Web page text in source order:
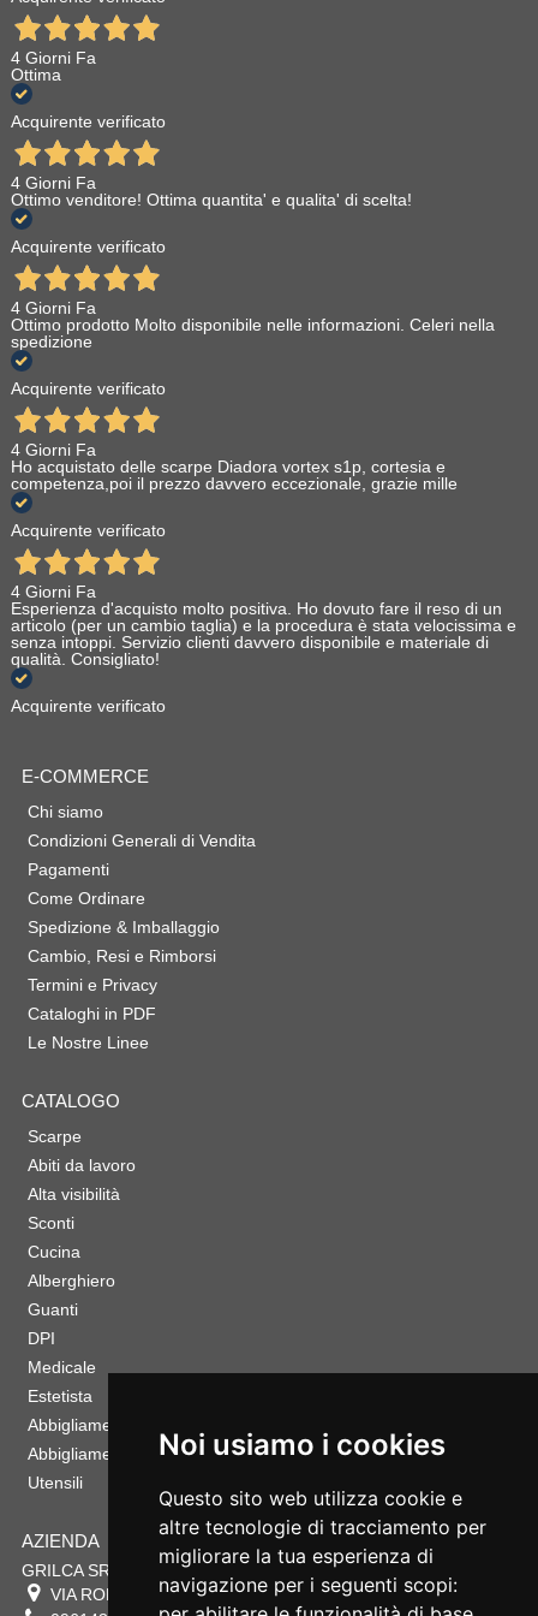
Noi usiamo i cookies
Questo sito web utilizza cookie e
altre tecnologie di tracciamento per
migliorare la tua esperienza di
navigazione per i seguenti scopi:
alle norme di sicurezza internazionali, comodi da indossare e
personalizzabili con accessori, i caschetti ed elmetti Akrobat
offrono una protezione efficace e un comfort duraturo durante
le attività lavorative a rischio. Scegliere dispositivi di
protezione individuale di qualità come quelli offerti da
Akrobat è fondamentale per garantire la sicurezza dei
lavoratori sul posto di lavoro.
4 Giorni Fa
Ottima
Acquirente verificato
4 Giorni Fa
Ottimo venditore! Ottima quantita' e qualita' di scelta!
Acquirente verificato
4 Giorni Fa
Ottimo prodotto Molto disponibile nelle informazioni. Celeri nella
spedizione
Acquirente verificato
4 Giorni Fa
Ho acquistato delle scarpe Diadora vortex s1p, cortesia e
competenza,poi il prezzo davvero eccezionale, grazie mille
Acquirente verificato
4 Giorni Fa
Esperienza d'acquisto molto positiva. Ho dovuto fare il reso di un
articolo (per un cambio taglia) e la procedura è stata velocissima e
senza intoppi. Servizio clienti davvero disponibile e materiale di
qualità. Consigliato!
Acquirente verificato
E-COMMERCE
Chi siamo
Condizioni Generali di Vendita
Pagamenti
Come Ordinare
Spedizione & Imballaggio
Cambio, Resi e Rimborsi
Termini e Privacy
Cataloghi in PDF
Le Nostre Linee
CATALOGO
Scarpe
Abiti da lavoro
Alta visibilità
Sconti
Cucina
Alberghiero
Guanti
DPI
Medicale
Estetista
Abbigliamento Sportivo
Abbigliamento Bambino
Utensili
AZIENDA
GRILCA SRL
VIA ROMA 180 88054 SERSALE CZ